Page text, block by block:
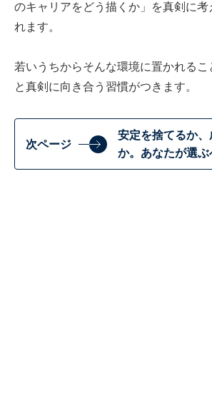
のキャリアをどう描くか」を真剣に考
れます。
若いうちからそんな環境に置かれる
と真剣に向き合う習慣がつきます。
次ページ
安定を捨てるか
か。あなたが選ぶ